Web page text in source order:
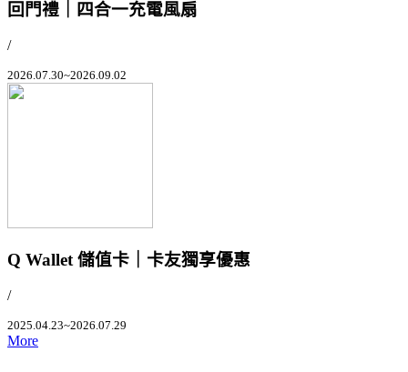
回門禮｜四合一充電風扇
/
2026.07.30~2026.09.02
Q Wallet 儲值卡｜卡友獨享優惠
/
2025.04.23~2026.07.29
More